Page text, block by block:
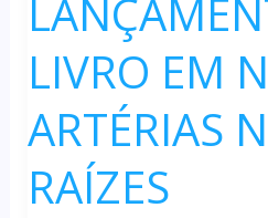
LIVRO EM
ARTÉRIAS
RAÍZES